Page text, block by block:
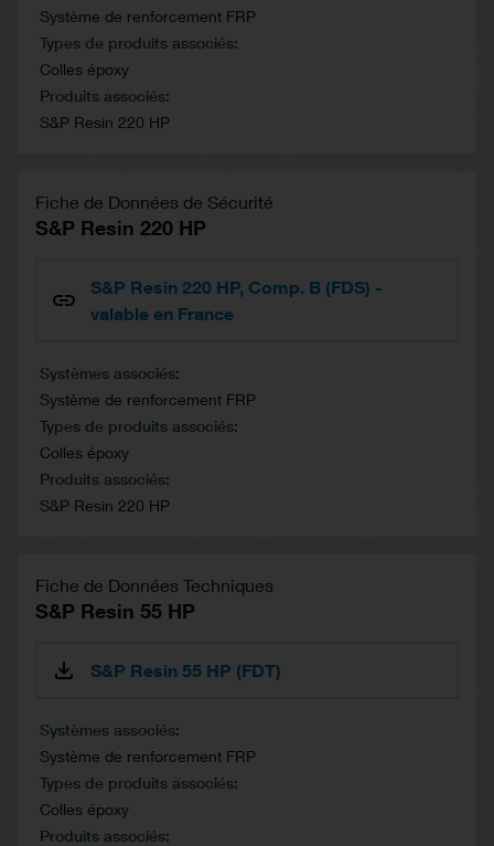
Système de renforcement FRP
Types de produits associés
Colles époxy
Produits associés
S&P Resin 220 HP
Fiche de Données de Sécurité
S&P Resin 220 HP
S&P Resin 220 HP, Comp. B (FDS) -
valable en France
Systèmes associés
Système de renforcement FRP
Types de produits associés
Colles époxy
Produits associés
S&P Resin 220 HP
Fiche de Données Techniques
S&P Resin 55 HP
S&P Resin 55 HP (FDT)
Systèmes associés
Système de renforcement FRP
Types de produits associés
Colles époxy
Produits associés